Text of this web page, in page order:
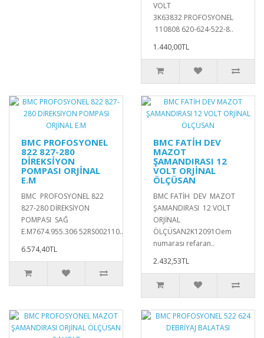
VOLT
3K63832 PROFOSYONEL
110808 620-624-522-8..
1.440,00TL
BMC PROFOSYONEL
822 827-280
DİREKSİYON
POMPASI ORJİNAL
E.M
BMC PROFOSYONEL 822
827-280 DİREKSİYON
POMPASI SAĞ
E.M7674.955.306 52RS002110..
6.574,40TL
BMC FATİH DEV
MAZOT
ŞAMANDIRASI 12
VOLT ORJİNAL
ÖLÇÜSAN
BMC FATİH DEV MAZOT
ŞAMANDIRASI 12 VOLT
ORJİNAL
ÖLÇÜSAN2K12091Oem
numarası refaran..
2.432,53TL